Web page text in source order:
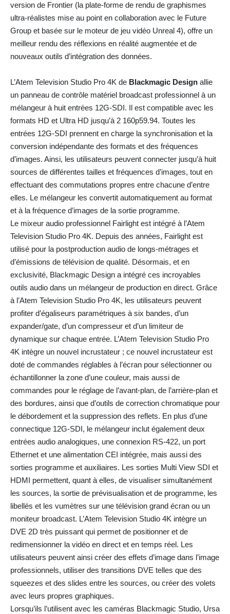
version de Frontier (la plate-forme de rendu de graphismes
ultra-réalistes mise au point en collaboration avec le Future
Group et basée sur le moteur de jeu vidéo Unreal 4), offre un
meilleur rendu des réflexions en réalité augmentée et de
nouveaux outils d’intégration des données.
L’Atem Television Studio Pro 4K de Blackmagic Design allie
un panneau de contrôle matériel broadcast professionnel à un
mélangeur à huit entrées 12G-SDI. Il est compatible avec les
formats HD et Ultra HD jusqu’à 2 160p59.94. Toutes les
entrées 12G-SDI prennent en charge la synchronisation et la
conversion indépendante des formats et des fréquences
d’images. Ainsi, les utilisateurs peuvent connecter jusqu’à huit
sources de différentes tailles et fréquences d’images, tout en
effectuant des commutations propres entre chacune d’entre
elles. Le mélangeur les convertit automatiquement au format
et à la fréquence d’images de la sortie programme.
Le mixeur audio professionnel Fairlight est intégré à l’Atem
Television Studio Pro 4K. Depuis des années, Fairlight est
utilisé pour la postproduction audio de longs-métrages et
d’émissions de télévision de qualité. Désormais, et en
exclusivité, Blackmagic Design a intégré ces incroyables
outils audio dans un mélangeur de production en direct. Grâce
à l’Atem Television Studio Pro 4K, les utilisateurs peuvent
profiter d’égaliseurs paramétriques à six bandes, d’un
expander/gate, d’un compresseur et d’un limiteur de
dynamique sur chaque entrée. L’Atem Television Studio Pro
4K intègre un nouvel incrustateur ; ce nouvel incrustateur est
doté de commandes réglables à l’écran pour sélectionner ou
échantillonner la zone d’une couleur, mais aussi de
commandes pour le réglage de l’avant-plan, de l’arrière-plan et
des bordures, ainsi que d’outils de correction chromatique pour
le débordement et la suppression des reflets. En plus d’une
connectique 12G-SDI, le mélangeur inclut également deux
entrées audio analogiques, une connexion RS-422, un port
Ethernet et une alimentation CEI intégrée, mais aussi des
sorties programme et auxiliaires. Les sorties Multi View SDI et
HDMI permettent, quant à elles, de visualiser simultanément
les sources, la sortie de prévisualisation et de programme, les
libellés et les vumètres sur une télévision grand écran ou un
moniteur broadcast. L’Atem Television Studio 4K intègre un
DVE 2D très puissant qui permet de positionner et de
redimensionner la vidéo en direct et en temps réel. Les
utilisateurs peuvent ainsi créer des effets d’image dans l’image
professionnels, utiliser des transitions DVE telles que des
squeezes et des slides entre les sources, ou créer des volets
avec leurs propres graphiques.
Lorsqu’ils l’utilisent avec les caméras Blackmagic Studio, Ursa